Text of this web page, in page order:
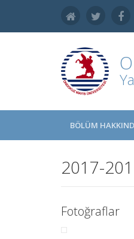
BÖLÜM
2017-
Fotoğraflar